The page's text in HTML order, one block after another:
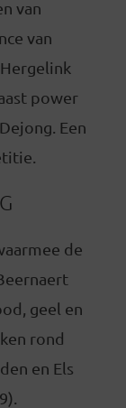
van
van
power
Een
de
geel en
rond
en Els